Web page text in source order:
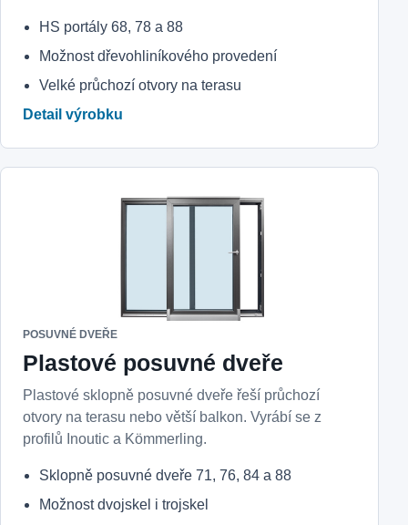
HS portály 68, 78 a 88
Možnost dřevohliníkového provedení
Velké průchozí otvory na terasu
Detail výrobku
POSUVNÉ DVEŘE
Plastové posuvné dveře
Plastové sklopně posuvné dveře řeší průchozí
otvory na terasu nebo větší balkon. Vyrábí se z
profilů Inoutic a Kömmerling.
Sklopně posuvné dveře 71, 76, 84 a 88
Možnost dvojskel i trojskel